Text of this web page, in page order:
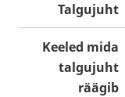
Talgujuht
Keeled mida
talgujuht
räägib